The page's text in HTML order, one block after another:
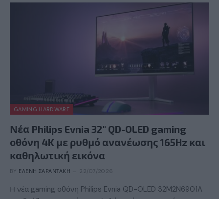
GAMING HARDWARE
Νέα Philips Evnia 32″ QD-OLED gaming
οθόνη 4K με ρυθμό ανανέωσης 165Hz και
καθηλωτική εικόνα
BY ΕΛΈΝΗ ΣΑΡΑΝΤΆΚΗ 22/07/2026
Η νέα gaming οθόνη Philips Evnia QD-OLED 32M2N6901A